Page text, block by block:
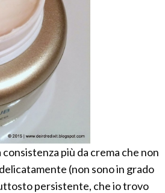
più da crema che non
(non sono in grado
persistente, che io trovo